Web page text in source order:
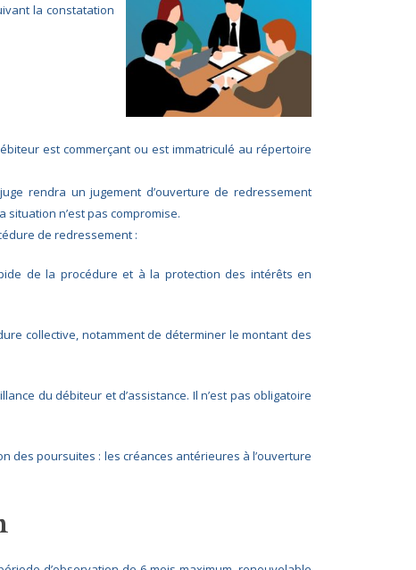
la constatation
est commerçant ou est immatriculé au répertoire
rendra un jugement d’ouverture de redressement
situation n’est pas compromise.
de redressement :
de la procédure et à la protection des intérêts en
collective, notamment de déterminer le montant des
du débiteur et d’assistance. Il n’est pas obligatoire
des poursuites : les créances antérieures à l’ouverture